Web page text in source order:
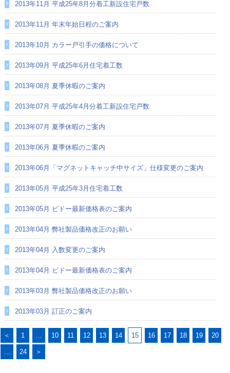
2013年11月 平成25年8月分着工新設住宅戸数
2013年11月 年末年始日程のご案内
2013年10月 カラー戸引手の価格について
2013年09月 平成25年6月住宅着工数
2013年08月 夏季休暇のご案内
2013年07月 平成25年4月分着工新設住宅戸数
2013年07月 夏季休暇のご案内
2013年06月 夏季休暇のご案内
2013年06月「マグネットキャッチ中サイズ」仕様変更のご案内
2013年05月 平成25年3月住宅着工数
2013年05月 ビドー最新価格表のご案内
2013年04月 弊社製品価格改正のお願い
2013年04月 入数変更のご案内
2013年04月 ビドー最新価格表のご案内
2013年03月 弊社製品価格改正のお願い
2013年03月 訂正のご案内
＜ 1 … 10 11 12 13 14 15 16 17 18 19 20
… 24 ＞